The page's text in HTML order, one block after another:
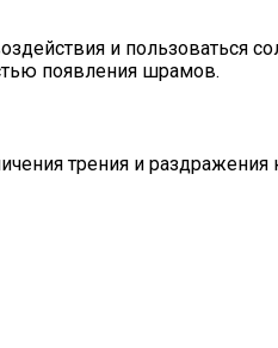
и пользоваться
появления шрамов.
трения и раздражения